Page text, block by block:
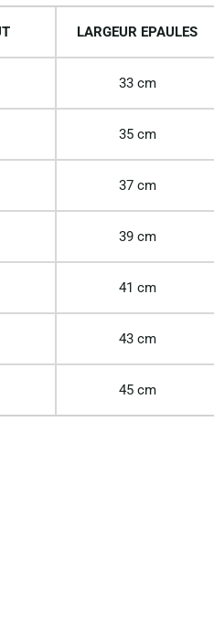
LARGEUR EPAULES
33 cm
35 cm
37 cm
39 cm
41 cm
43 cm
45 cm